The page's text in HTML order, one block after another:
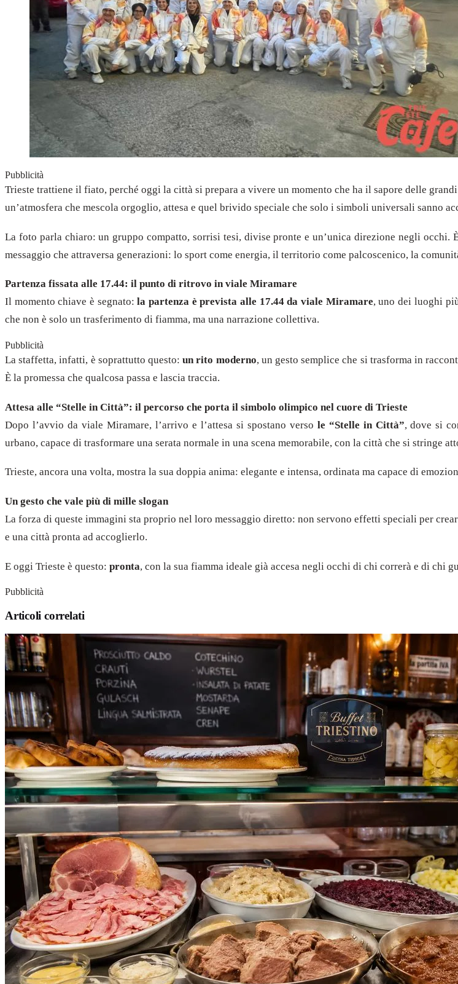
Pubblicità
Trieste trattiene il fiato, perché oggi la città si prepara a vivere un momento che ha il sapore delle
un’atmosfera che mescola orgoglio, attesa e quel brivido speciale che solo i simboli universali sanno
La foto parla chiaro: un gruppo compatto, sorrisi tesi, divise pronte e un’unica direzione negli
messaggio che attraversa generazioni: lo sport come energia, il territorio come palcoscenico, la
Partenza fissata alle 17.44: il punto di ritrovo in viale Miramare
Il momento chiave è segnato:la partenza è prevista alle 17.44 da viale Miramare, uno dei luoghi
che non è solo un trasferimento di fiamma, ma una narrazione collettiva.
Pubblicità
La staffetta, infatti, è soprattutto questo:un rito moderno, un gesto semplice che si trasforma in
È la promessa che qualcosa passa e lascia traccia.
Attesa alle “Stelle in Città”: il percorso che porta il simbolo olimpico nel cuore di Trieste
Dopo l’avvio da viale Miramare, l’arrivo e l’attesa si spostano verso le “Stelle in Città”, dove si
urbano, capace di trasformare una serata normale in una scena memorabile, con la città che si stringe
Trieste, ancora una volta, mostra la sua doppia anima: elegante e intensa, ordinata ma capace di
Un gesto che vale più di mille slogan
La forza di queste immagini sta proprio nel loro messaggio diretto: non servono effetti speciali per
e una città pronta ad accoglierlo.
E oggi Trieste è questo: pronta, con la sua fiamma ideale già accesa negli occhi di chi correrà e di chi
Pubblicità
Articoli correlati